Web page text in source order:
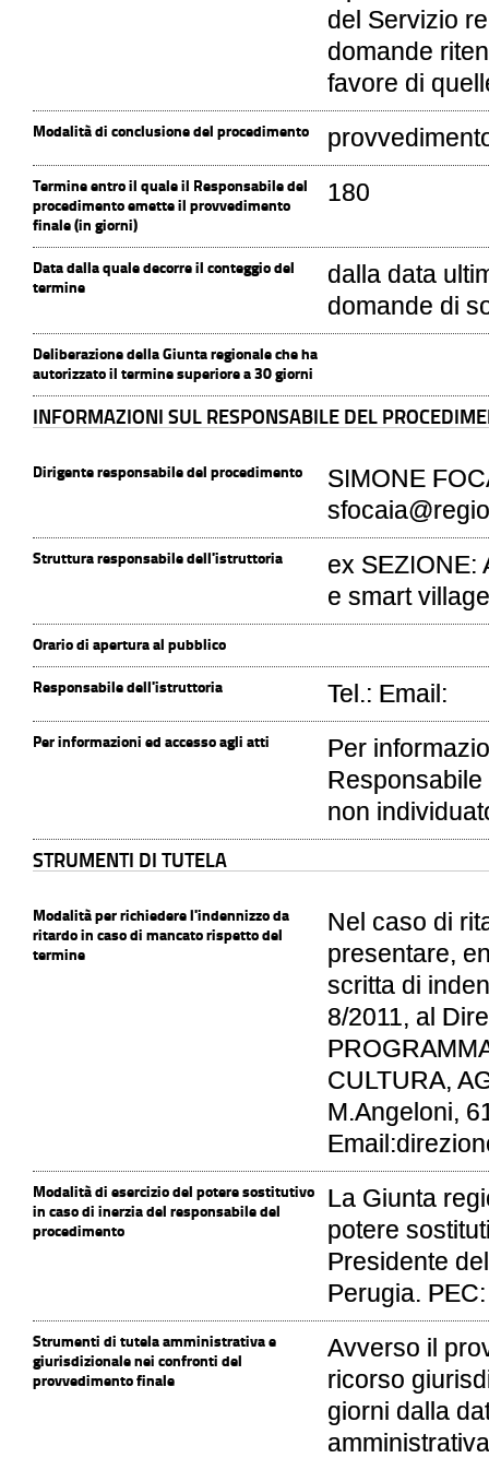
del Servizio
domande
favore di
Modalità di conclusione del procedimento
Termine entro il quale il Responsabile del
procedimento emette il provvedimento
finale (in giorni)
180
Data dalla quale decorre il conteggio del
termine
dalla data
domande di
Deliberazione della Giunta regionale che ha
autorizzato il termine superiore a 30 giorni
INFORMAZIONI SUL RESPONSABILE DEL
Dirigente responsabile del procedimento
SIMONE
Struttura responsabile dell'istruttoria
ex SEZIONE:
e smart village
Orario di apertura al pubblico
Responsabile dell'istruttoria Tel.: Email:
Per informazioni ed accesso agli atti
Per
non
STRUMENTI DI TUTELA
Modalità per richiedere l'indennizzo da
ritardo in caso di mancato rispetto del
termine
Nel caso di
presentare,
scritta di
8/2011, al
CULTURA,
M.Angeloni,
Modalità di esercizio del potere sostitutivo
in caso di inerzia del responsabile del
procedimento
La Giunta
potere
Presidente
Perugia.
Strumenti di tutela amministrativa e
giurisdizionale nei confronti del
provvedimento finale
Avverso il
ricorso
giorni dalla